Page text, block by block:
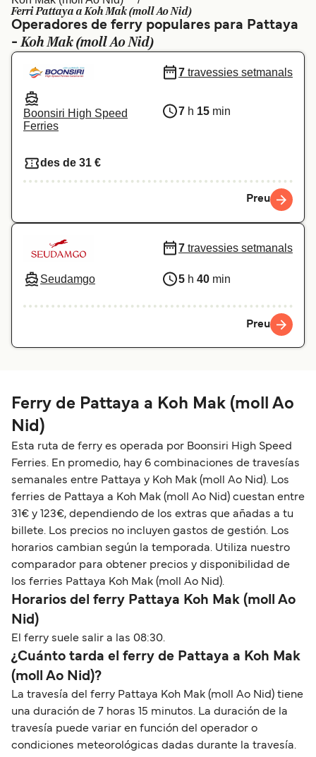
Schweiz (DE) Norge
Україна
المغرب Maroc (FR)
Ferri Pattaya a Koh Mak (moll Ao Nid)
Operadores de ferry populares para Pattaya
-Koh Mak (moll Ao Nid)
Boonsiri High Speed
Ferries
7 travessies setmanals
7 h 15 min
des de 31 €
Preu
Seudamgo
7 travessies setmanals
5 h 40 min
Preu
Ferry de Pattaya a Koh Mak (moll Ao
Nid)
Esta ruta de ferry es operada por Boonsiri High Speed
Ferries. En promedio, hay 6 combinaciones de travesías
semanales entre Pattaya y Koh Mak (moll Ao Nid). Los
ferries de Pattaya a Koh Mak (moll Ao Nid) cuestan entre
31€ y 123€, dependiendo de los extras que añadas a tu
billete. Los precios no incluyen gastos de gestión. Los
horarios cambian según la temporada. Utiliza nuestro
comparador para obtener precios y disponibilidad de
los ferries Pattaya Koh Mak (moll Ao Nid).
Horarios del ferry Pattaya Koh Mak (moll Ao
Nid)
El ferry suele salir a las 08:30.
¿Cuánto tarda el ferry de Pattaya a Koh Mak
(moll Ao Nid)?
La travesía del ferry Pattaya Koh Mak (moll Ao Nid) tiene
una duración de 7 horas 15 minutos. La duración de la
travesía puede variar en función del operador o
condiciones meteorológicas dadas durante la travesía.